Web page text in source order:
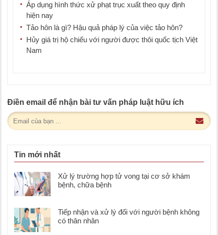
Áp dụng hình thức xử phạt trục xuất theo quy định
hiện nay
Tảo hôn là gì? Hậu quả pháp lý của việc tảo hôn?
Hủy giá trị hộ chiếu với người được thôi quốc tịch Việt
Nam
Điền email để nhận bài tư vấn pháp luật hữu ích
Tin mới nhất
Xử lý trường hợp tử vong tại cơ sở khám
bệnh, chữa bệnh
Tiếp nhận và xử lý đối với người bệnh không
có thân nhân